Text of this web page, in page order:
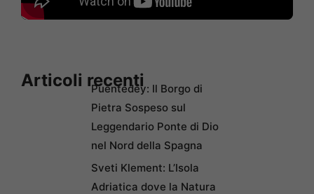
Articoli recentiPuentedey: Il Borgo di
Pietra Sospeso sul
Leggendario Ponte di Dio
nel Nord della Spagna
Sveti Klement: L’Isola
Adriatica dove la Natura